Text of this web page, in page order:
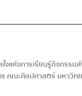
งการเรียนรู้กิจกรรม
คณะศิลปศาสตร์ มหาวิ